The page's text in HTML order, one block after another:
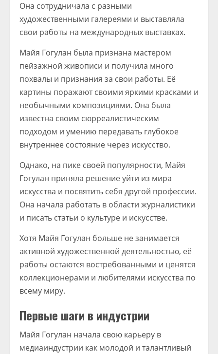
Она сотрудничала с разными
художественными галереями и выставляла
свои работы на международных выставках.
Майя Гогулан была признана мастером
пейзажной живописи и получила много
похвалы и признания за свои работы. Её
картины поражают своими яркими красками и
необычными композициями. Она была
известна своим сюрреалистическим
подходом и умению передавать глубокое
внутреннее состояние через искусство.
Однако, на пике своей популярности, Майя
Гогулан приняла решение уйти из мира
искусства и посвятить себя другой профессии.
Она начала работать в области журналистики
и писать статьи о культуре и искусстве.
Хотя Майя Гогулан больше не занимается
активной художественной деятельностью, её
работы остаются востребованными и ценятся
коллекционерами и любителями искусства по
всему миру.
Первые шаги в индустрии
Майя Гогулан начала свою карьеру в
медиаиндустрии как молодой и талантливый